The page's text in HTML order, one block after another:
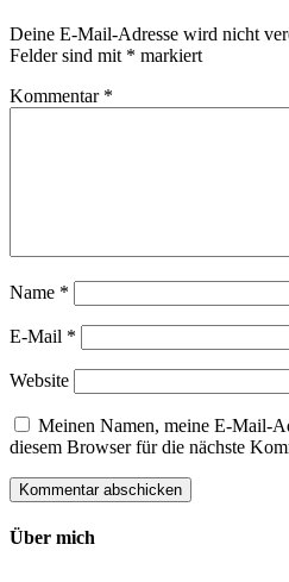
Deine E-Mail-Adresse wird nicht
Felder sind mit * markiert
Kommentar *
Name *
E-Mail *
Website
Meinen Namen, meine E-Mail-
diesem Browser für die nächste
Über mich